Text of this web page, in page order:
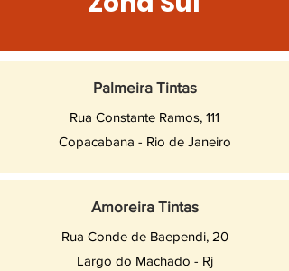
Palmeira Tintas
Rua Constante Ramos, 111
Copacabana - Rio de Janeiro
Amoreira Tintas
Rua Conde de Baependi, 20
Largo do Machado - Rj